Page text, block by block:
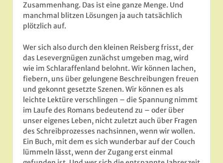
Zusammenhang. Das ist eine ganze Menge. Und
manchmal blitzen Lösungen ja auch tatsächlich
plötzlich auf.
Wer sich also durch den kleinen Reisberg frisst, der
das Lesevergnügen zunächst umgeben mag, wird
wie im Schlaraffenland belohnt. Wir können lachen,
fiebern, uns über gelungene Beschreibungen freuen
und gekonnt gesetzte Szenen. Wir können es als
leichte Lektüre verschlingen – die Spannung nimmt
im Laufe des Romans bedeutend zu – oder über
unser eigenes Leben, nicht zuletzt auch über Fragen
des Schreibprozesses nachsinnen, wenn wir wollen.
Ein Buch, mit dem es sich wunderbar auf der Couch
lümmeln lässt, wenn der Zugang erst einmal